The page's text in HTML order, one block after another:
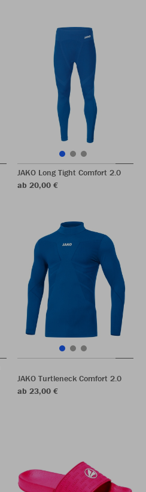
JAKO Long Tight Comfort 2.0
ab 20,00 €
JAKO Turtleneck Comfort 2.0
ab 23,00 €